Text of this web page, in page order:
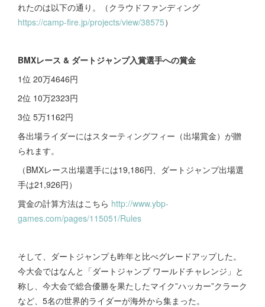
れたのは以下の通り。（クラウドファンディング
https://camp-fire.jp/projects/view/38575）
BMXレース & ダートジャンプ入賞選手への賞金
1位 20万4646円
2位 10万2323円
3位 5万1162円
各出場ライダーにはスターティングフィー（出場賞金）が贈
られます。
（BMXレース出場選手には19,186円、ダートジャンプ出場選
手は21,926円）
賞金の計算方法はこちら http://www.ybp-
games.com/pages/115051/Rules
そして、ダートジャンプも昨年と比べグレードアップした。
今大会ではなんと「ダートジャンプ ワールドチャレンジ」と
称し、今大会で総合優勝を果たしたマイク”ハッカー”クラーク
など、5名の世界的ライダーが海外から集まった。